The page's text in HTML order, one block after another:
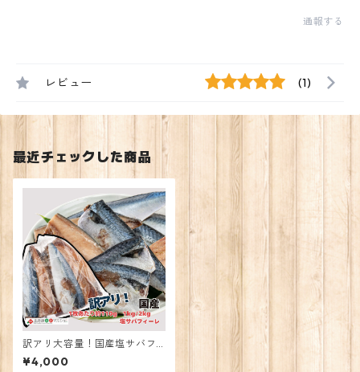
通報する
レビュー (1)
最近チェックした商品
訳アリ大容量！国産塩サバフ
ィーレ2kg
¥4,000